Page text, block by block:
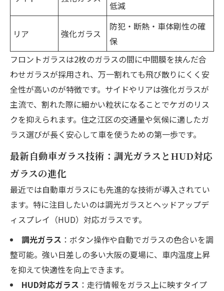
低減
リア 強化ガラス
防犯・断熱・車体剛性の確
保
フロントガラスは2枚のガラスの間に中間膜を挟んだ合
わせガラスが採用され、万一割れても飛び散りにくく安
全性が高いのが特徴です。サイドやリアは強化ガラスが
主流で、割れた際に細かい粒状になることでケガのリス
クを抑えられます。住之江区の交通量や気候に適したガ
ラス選びが長く安心して車を使うための第一歩です。
最新自動車ガラス技術：調光ガラスとHUD対応
ガラスの進化
最近では自動車ガラスにも先進的な技術が導入されてい
ます。特に注目したいのは調光ガラスとヘッドアップデ
ィスプレイ（HUD）対応ガラスです。
調光ガラス ：ボタン操作や自動でガラスの色合いを調
整可能。強い日差しの多い大阪の夏場に、車内温度上昇
を抑えて快適性を向上できます。
HUD対応ガラス ：走行情報をガラス上に映すタイプ